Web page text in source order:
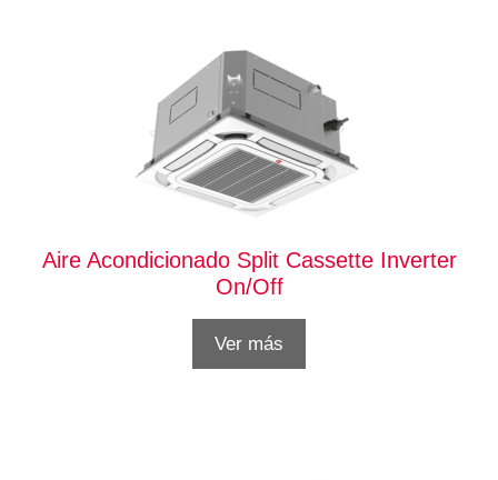
Aire Acondicionado Split Cassette Inverter
On/Off
Ver más